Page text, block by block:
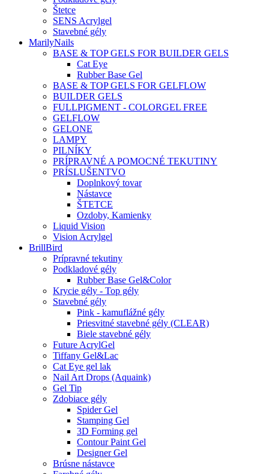
Štetce
SENS Acrylgel
Stavebné gély
MarilyNails
BASE & TOP GELS FOR BUILDER GELS
Cat Eye
Rubber Base Gel
BASE & TOP GELS FOR GELFLOW
BUILDER GELS
FULLPIGMENT - COLORGEL FREE
GELFLOW
GELONE
LAMPY
PILNÍKY
PRÍPRAVNÉ A POMOCNÉ TEKUTINY
PRÍSLUŠENTVO
Doplnkový tovar
Nástavce
ŠTETCE
Ozdoby, Kamienky
Liquid Vision
Vision Acrylgel
BrillBird
Prípravné tekutiny
Podkladové gély
Rubber Base Gel&Color
Krycie gély - Top gély
Stavebné gély
Pink - kamuflážné gély
Priesvitné stavebné gély (CLEAR)
Biele stavebné gély
Future AcrylGel
Tiffany Gel&Lac
Cat Eye gel lak
Nail Art Drops (Aquaink)
Gel Tip
Zdobiace gély
Spider Gel
Stamping Gel
3D Forming gel
Contour Paint Gel
Designer Gel
Brúsne nástavce